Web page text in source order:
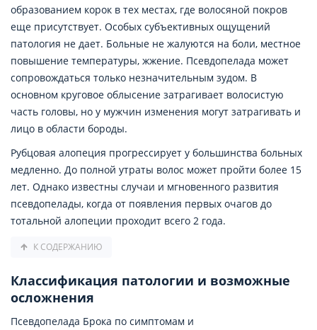
образованием корок в тех местах, где волосяной покров
еще присутствует. Особых субъективных ощущений
патология не дает. Больные не жалуются на боли, местное
повышение температуры, жжение. Псевдопелада может
сопровождаться только незначительным зудом. В
основном круговое облысение затрагивает волосистую
часть головы, но у мужчин изменения могут затрагивать и
лицо в области бороды.
Рубцовая алопеция прогрессирует у большинства больных
медленно. До полной утраты волос может пройти более 15
лет. Однако известны случаи и мгновенного развития
псевдопелады, когда от появления первых очагов до
тотальной алопеции проходит всего 2 года.
К СОДЕРЖАНИЮ
Классификация патологии и возможные
осложнения
Псевдопелада Брока по симптомам и